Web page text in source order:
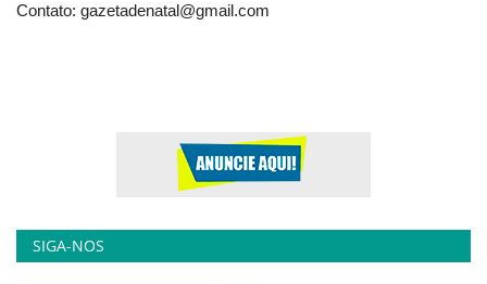
Contato: gazetadenatal@gmail.com
SIGA-NOS